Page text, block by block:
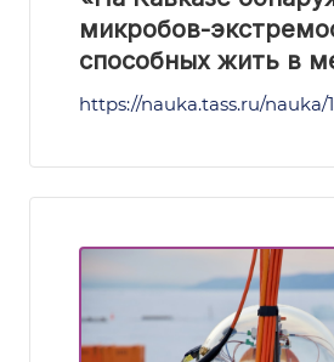
микробов-
способных жить в
https://nauka.tass.ru/nauka/